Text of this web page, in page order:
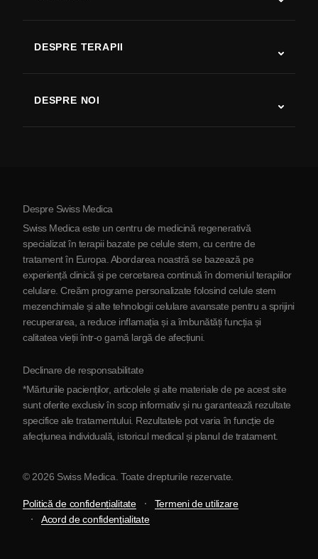
Boala Parkinson
Artrită
DESPRE TERAPII
DESPRE NOI
Despre Serbia
Parteneriat
Contactaţi-ne
Despre Swiss Medica
Swiss Medica este un centru de medicină regenerativă
specializat în terapii bazate pe celule stem, cu centre de
tratament în Europa. Abordarea noastră se bazează pe
experiență clinică și pe cercetarea continuă în domeniul terapiilor
celulare. Creăm programe personalizate folosind celule stem
mezenchimale și alte tehnologii celulare avansate pentru a sprijini
recuperarea, a reduce inflamația și a îmbunătăți funcția și
calitatea vieții într-o gamă largă de afecțiuni.
Declinare de responsabilitate
*Mărturiile pacienților, articolele și alte materiale de pe acest site
sunt oferite exclusiv în scop informativ și nu garantează rezultate
specifice ale tratamentului. Rezultatele pot varia în funcție de
afecțiunea individuală, istoricul medical și planul de tratament.
© 2026 Swiss Medica. Toate drepturile rezervate.
Politică de confidențialitate
Termeni de utilizare
Acord de confidențialitate